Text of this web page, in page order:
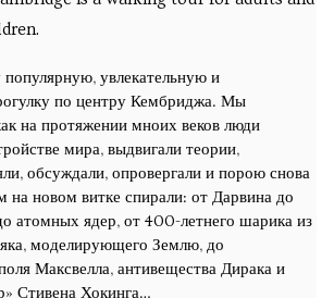
летняя школа русского и украинского
увлекательную и
по центру Кембриджа. Мы
на протяжении мноих веков люди
мира, выдвигали теории,
обсуждали, опровергали и порою снова
на новом витке спирали: от Дарвина до
атомных ядер, от 400-летнего шарика из
моделирующего Землю, до
Максвелла, антивещества Дирака и
Стивена Хокинга…